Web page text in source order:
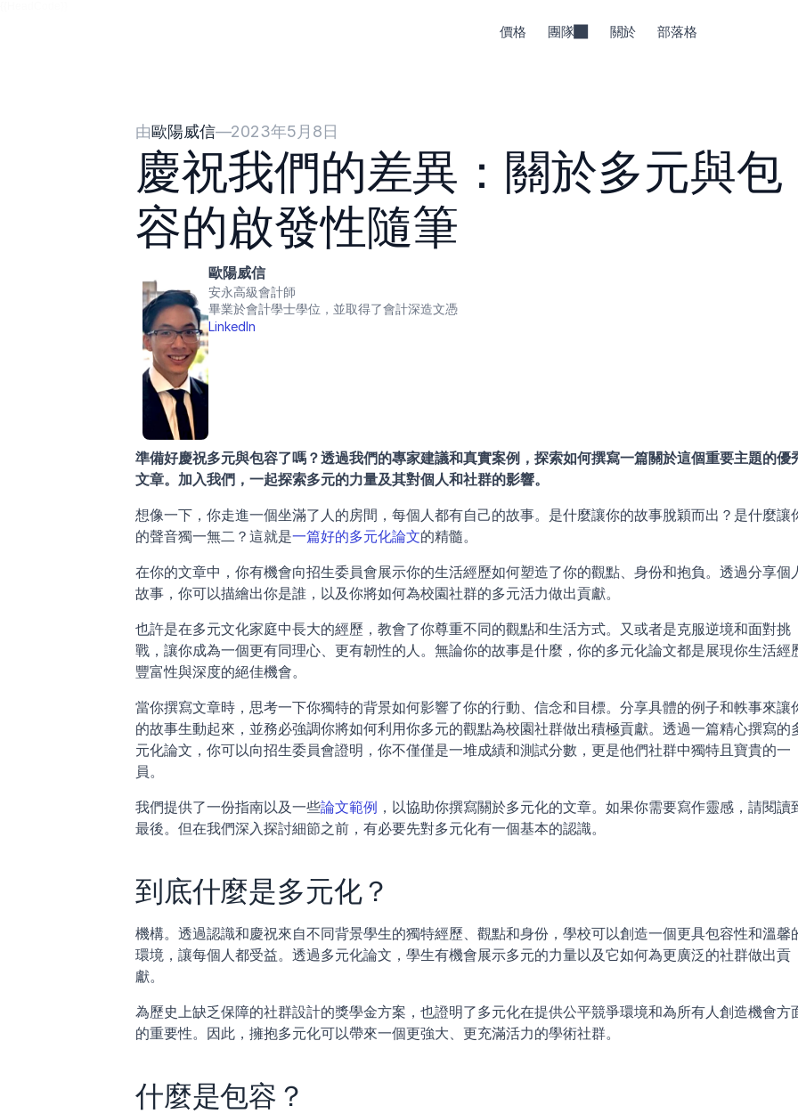
價格 團隊 關於 部落格
由歐陽威信—2023年5月8日
慶祝我們的差異：關於多元與包
容的啟發性隨筆
歐陽威信
安永高級會計師
畢業於會計學士學位，並取得了會計深造文憑
LinkedIn
準備好慶祝多元與包容了嗎？透過我們的專家建議和真實案例，探索如何撰寫一篇關於這個重要主題的優
文章。加入我們，一起探索多元的力量及其對個人和社群的影響。
想像一下，你走進一個坐滿了人的房間，每個人都有自己的故事。是什麼讓你的故事脫穎而出？是什麼讓
的聲音獨一無二？這就是一篇好的多元化論文的精髓。
在你的文章中，你有機會向招生委員會展示你的生活經歷如何塑造了你的觀點、身份和抱負。透過分享個
故事，你可以描繪出你是誰，以及你將如何為校園社群的多元活力做出貢獻。
也許是在多元文化家庭中長大的經歷，教會了你尊重不同的觀點和生活方式。又或者是克服逆境和面對挑
戰，讓你成為一個更有同理心、更有韌性的人。無論你的故事是什麼，你的多元化論文都是展現你生活經
豐富性與深度的絕佳機會。
當你撰寫文章時，思考一下你獨特的背景如何影響了你的行動、信念和目標。分享具體的例子和軼事來讓
的故事生動起來，並務必強調你將如何利用你多元的觀點為校園社群做出積極貢獻。透過一篇精心撰寫的
元化論文，你可以向招生委員會證明，你不僅僅是一堆成績和測試分數，更是他們社群中獨特且寶貴的一
員。
我們提供了一份指南以及一些論文範例 ，以協助你撰寫關於多元化的文章。如果你需要寫作靈感，請閱讀
最後。但在我們深入探討細節之前，有必要先對多元化有一個基本的認識。
到底什麼是多元化？
機構。透過認識和慶祝來自不同背景學生的獨特經歷、觀點和身份，學校可以創造一個更具包容性和溫馨
環境，讓每個人都受益。透過多元化論文，學生有機會展示多元的力量以及它如何為更廣泛的社群做出貢
獻。
為歷史上缺乏保障的社群設計的獎學金方案，也證明了多元化在提供公平競爭環境和為所有人創造機會方
的重要性。因此，擁抱多元化可以帶來一個更強大、更充滿活力的學術社群。
什麼是包容？